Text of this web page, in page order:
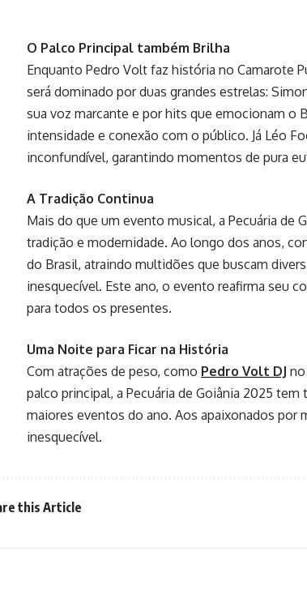
O Palco Principal também Brilha
Enquanto Pedro Volt faz história no Camarote
será dominado por duas grandes estrelas:
sua voz marcante e por hits que emocionam o
intensidade e conexão com o público. Já Léo
inconfundível, garantindo momentos de pura
A Tradição Continua
Mais do que um evento musical, a Pecuária
tradição e modernidade. Ao longo dos anos,
do Brasil, atraindo multidões que buscam
inesquecível. Este ano, o evento reafirma seu
para todos os presentes.
Uma Noite para Ficar na História
Com atrações de peso, como Pedro Volt DJ
palco principal, a Pecuária de Goiânia 2025
maiores eventos do ano. Aos apaixonados por
inesquecível.
this Article